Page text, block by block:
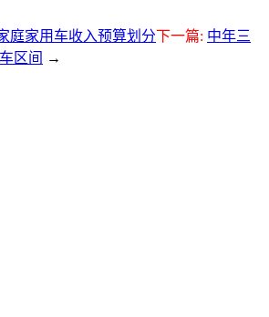
庭家用车收入预算划分下一篇: 中年三
区间 →